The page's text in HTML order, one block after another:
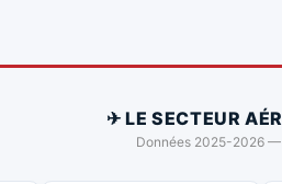
✈ LE SECTEUR
Données 2025-2026 —